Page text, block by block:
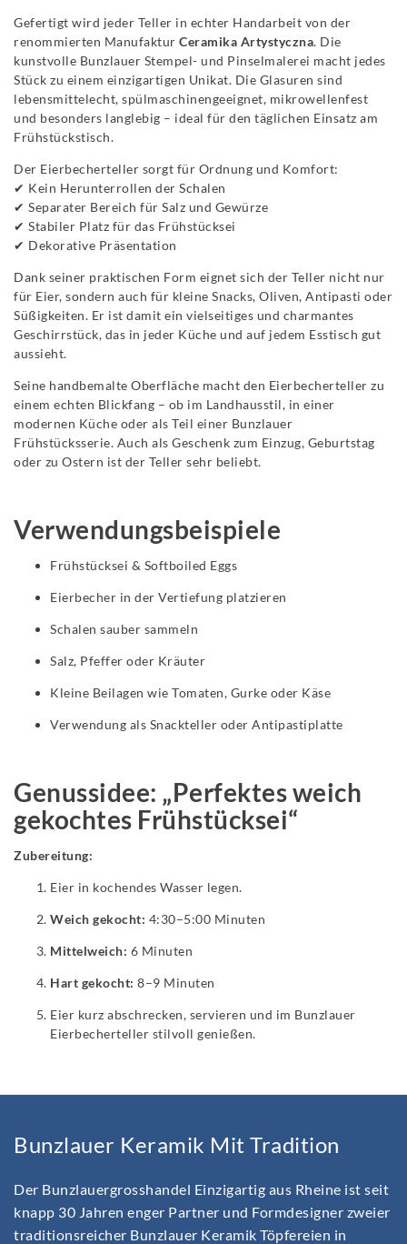
Gefertigt wird jeder Teller in echter Handarbeit von der
renommierten Manufaktur Ceramika Artystyczna. Die
kunstvolle Bunzlauer Stempel- und Pinselmalerei macht jedes
Stück zu einem einzigartigen Unikat. Die Glasuren sind
lebensmittelecht, spülmaschinengeeignet, mikrowellenfest
und besonders langlebig – ideal für den täglichen Einsatz am
Frühstückstisch.
Der Eierbecherteller sorgt für Ordnung und Komfort:
✔ Kein Herunterrollen der Schalen
✔ Separater Bereich für Salz und Gewürze
✔ Stabiler Platz für das Frühstücksei
✔ Dekorative Präsentation
Dank seiner praktischen Form eignet sich der Teller nicht nur
für Eier, sondern auch für kleine Snacks, Oliven, Antipasti oder
Süßigkeiten. Er ist damit ein vielseitiges und charmantes
Geschirrstück, das in jeder Küche und auf jedem Esstisch gut
aussieht.
Seine handbemalte Oberfläche macht den Eierbecherteller zu
einem echten Blickfang – ob im Landhausstil, in einer
modernen Küche oder als Teil einer Bunzlauer
Frühstücksserie. Auch als Geschenk zum Einzug, Geburtstag
oder zu Ostern ist der Teller sehr beliebt.
Verwendungsbeispiele
Frühstücksei & Softboiled Eggs
Eierbecher in der Vertiefung platzieren
Schalen sauber sammeln
Salz, Pfeffer oder Kräuter
Kleine Beilagen wie Tomaten, Gurke oder Käse
Verwendung als Snackteller oder Antipastiplatte
Genussidee: „Perfektes weich
gekochtes Frühstücksei“
Zubereitung:
Eier in kochendes Wasser legen.
Weich gekocht: 4:30–5:00 Minuten
Mittelweich: 6 Minuten
Hart gekocht: 8–9 Minuten
Eier kurz abschrecken, servieren und im Bunzlauer
Eierbecherteller stilvoll genießen.
Bunzlauer Keramik Mit Tradition
Der Bunzlauergrosshandel Einzigartig aus Rheine ist seit
knapp 30 Jahren enger Partner und Formdesigner zweier
traditionsreicher Bunzlauer Keramik Töpfereien in